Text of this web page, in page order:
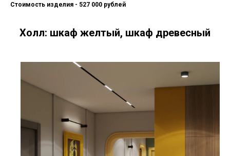
Стоимость изделия - 527 000 рублей
Холл: шкаф желтый, шкаф древесный